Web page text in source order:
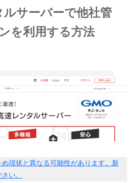
ルサーバーで他社管
を利用する方法
現状と異なる可能性があります。新
い。